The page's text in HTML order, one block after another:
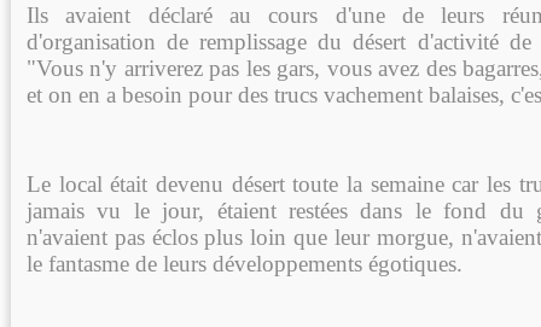
Ils avaient déclaré au cours d'une de leurs
d'organisation de remplissage du désert d'activité de
"Vous n'y arriverez pas les gars, vous avez des
et on en a besoin pour des trucs vachement balaises,
Le local était devenu désert toute la semaine car les
jamais vu le jour, étaient restées dans le fond du
n'avaient pas éclos plus loin que leur morgue,
le fantasme de leurs développements égotiques.